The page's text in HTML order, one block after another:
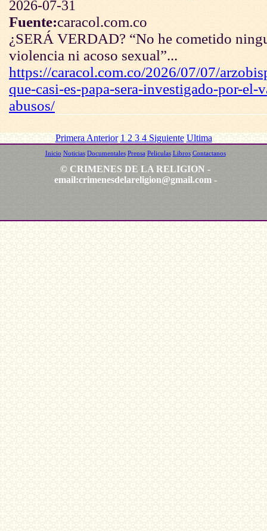
2026-07-31
Fuente:caracol.com.co
¿SERÁ VERDAD? “No he cometido
violencia ni acoso sexual”...
https://caracol.com.co/2026/07/07/
que-casi-es-papa-sera-investigado-por-el-
abusos/
Primera Anterior 1 2 3 4 Siguiente Ultima
Inicio Noticias Documentales Prensa Peliculas Libros Contactanos
© CRIMENES DE LA RELIGION -
email:crimenesdelareligion@gmail.com-